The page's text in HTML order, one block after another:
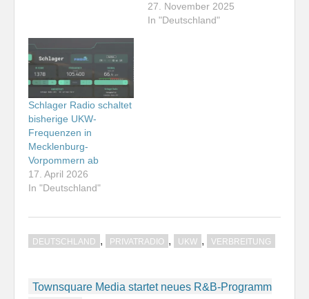
27. November 2025
In "Deutschland"
Schlager Radio schaltet
bisherige UKW-
Frequenzen in
Mecklenburg-
Vorpommern ab
17. April 2026
In "Deutschland"
DEUTSCHLAND , PRIVATRADIO , UKW , VERBREITUNG
Beitragsnavigation
Townsquare Media startet neues R&B-Programm